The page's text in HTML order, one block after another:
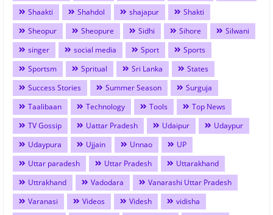
Shaakti
Shahdol shajapur
Shakti
Sheopur
Sheopure Sidhi Sihore
Silwani
singer
social media Sport
Sports
Sportsm
Spritual Sri Lanka
States
Success Stories
Summer Season
Surguja
Taalibaan
Technology Tools
Top News
TV Gossip
Uattar Pradesh Udaipur
Udaypur
Udaypura
Ujjain Unnao
UP
Uttar paradesh
Uttar Pradesh
Uttarakhand
Uttrakhand
Vadodara
Vanarashi Uttar Pradesh
Varanasi
Videos Videsh
vidisha